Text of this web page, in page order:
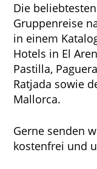
Die
Gruppenreise
in einem
Hotels in El
Pastilla,
Ratjada sowie
Mallorca.
Gerne senden
kostenfrei und